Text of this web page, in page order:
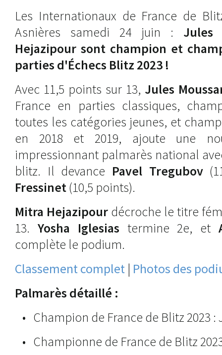
Les Internationaux de France de
Asnières samedi 24 juin : Jules
Hejazipour sont champion et
parties d'Échecs Blitz 2023 !
Avec 11,5 points sur 13, Jules
France en parties classiques,
toutes les catégories jeunes, et
en 2018 et 2019, ajoute une
impressionnant palmarès national
blitz. Il devance Pavel Tregubov
Fressinet(10,5 points).
Mitra Hejazipour décroche le titre
13. Yosha Iglesias termine 2e, et
complète le podium.
Classement complet | Photos des
Palmarès détaillé :
• Champion de France de Blitz 2023 :
• Championne de France de Blitz